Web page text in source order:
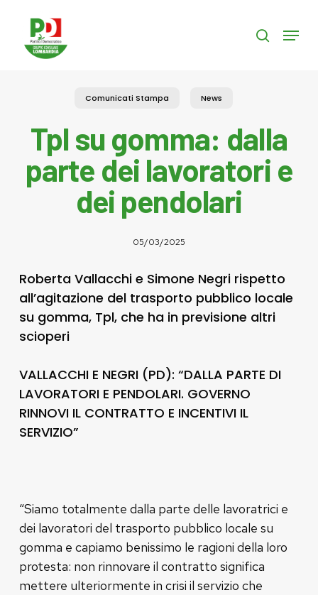
content
search
Menu
Comunicati Stampa News
Tpl su gomma: dalla
parte dei lavoratori e
dei pendolari
05/03/2025
Roberta Vallacchi e Simone Negri rispetto
all’agitazione del trasporto pubblico locale
su gomma, Tpl, che ha in previsione altri
scioperi
VALLACCHI E NEGRI (PD): “DALLA PARTE DI
LAVORATORI E PENDOLARI. GOVERNO
RINNOVI IL CONTRATTO E INCENTIVI IL
SERVIZIO”
“Siamo totalmente dalla parte delle lavoratrici e
dei lavoratori del trasporto pubblico locale su
gomma e capiamo benissimo le ragioni della loro
protesta: non rinnovare il contratto significa
mettere ulteriormente in crisi il servizio che